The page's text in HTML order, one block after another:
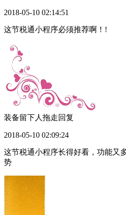
2018-05-10 02:14:51
这节税通小程序必须推荐啊！!
装备留下人拖走回复
2018-05-10 02:09:24
这节税通小程序长得好看，功能又
势